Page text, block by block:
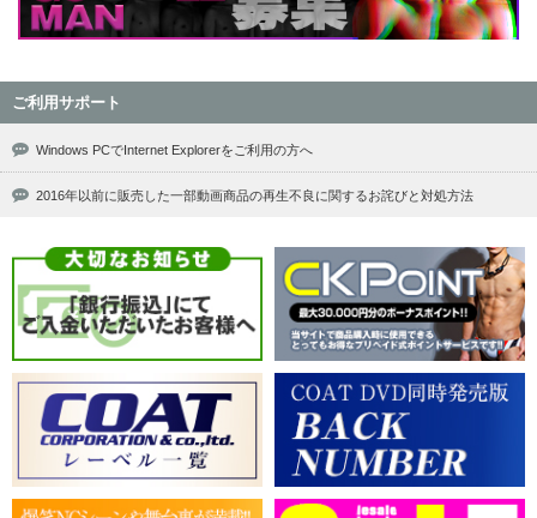
ご利用サポート
Windows PCでInternet Explorerをご利用の方へ
2016年以前に販売した一部動画商品の再生不良に関するお詫びと対処方法